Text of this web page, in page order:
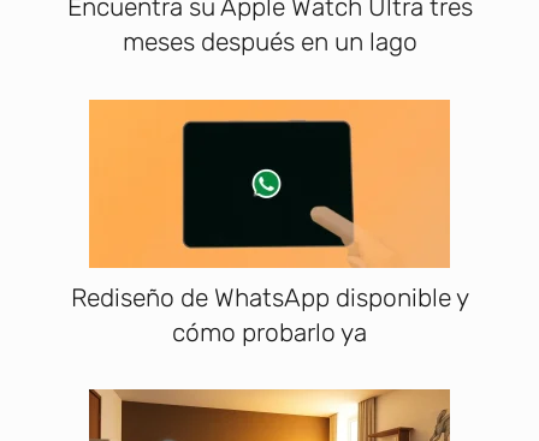
Encuentra su Apple Watch Ultra tres
meses después en un lago
Rediseño de WhatsApp disponible y
cómo probarlo ya